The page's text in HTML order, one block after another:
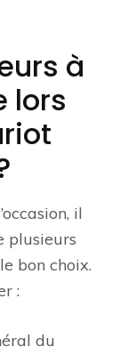
à
lors
il
plusieurs
bon choix.
:
du